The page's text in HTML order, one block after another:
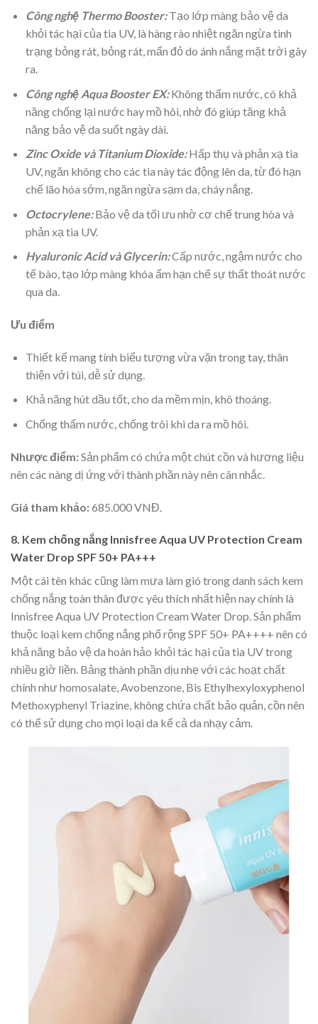
Công nghệ Thermo Booster:Tạo lớp màng bảo vệ da
khỏi tác hại của tia UV, là hàng rào nhiệt ngăn ngừa tình
trạng bỏng rát, bỏng rát, mẩn đỏ do ánh nắng mặt trời gây
ra.
Công nghệ Aqua Booster EX:Không thấm nước, có khả
năng chống lại nước hay mồ hôi, nhờ đó giúp tăng khả
năng bảo vệ da suốt ngày dài.
Zinc Oxide và Titanium Dioxide:Hấp thụ và phản xạ tia
UV, ngăn không cho các tia này tác động lên da, từ đó hạn
chế lão hóa sớm, ngăn ngừa sạm da, cháy nắng.
Octocrylene:Bảo vệ da tối ưu nhờ cơ chế trung hòa và
phản xạ tia UV.
Hyaluronic Acid và Glycerin:Cấp nước, ngậm nước cho
tế bào, tạo lớp màng khóa ẩm hạn chế sự thất thoát nước
qua da.
Ưu điểm
Thiết kế mang tính biểu tượng vừa vặn trong tay, thân
thiện với túi, dễ sử dụng.
Khả năng hút dầu tốt, cho da mềm mịn, khô thoáng.
Chống thấm nước, chống trôi khi da ra mồ hôi.
Nhược điểm:Sản phẩm có chứa một chút cồn và hương liệu
nên các nàng dị ứng với thành phần này nên cân nhắc.
Giá tham khảo:685.000 VNĐ.
8. Kem chống nắng Innisfree Aqua UV Protection Cream
Water Drop SPF 50+ PA+++
Một cái tên khác cũng làm mưa làm gió trong danh sách kem
chống nắng toàn thân được yêu thích nhất hiện nay chính là
Innisfree Aqua UV Protection Cream Water Drop. Sản phẩm
thuộc loại kem chống nắng phổ rộng SPF 50+ PA++++ nên có
khả năng bảo vệ da hoàn hảo khỏi tác hại của tia UV trong
nhiều giờ liền. Bảng thành phần dịu nhẹ với các hoạt chất
chính như homosalate, Avobenzone, Bis Ethylhexyloxyphenol
Methoxyphenyl Triazine, không chứa chất bảo quản, cồn nên
có thể sử dụng cho mọi loại da kể cả da nhạy cảm.